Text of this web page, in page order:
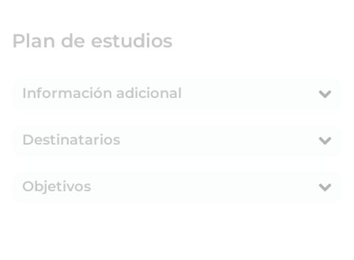
Plan de estudios
Información adicional
Destinatarios
Objetivos